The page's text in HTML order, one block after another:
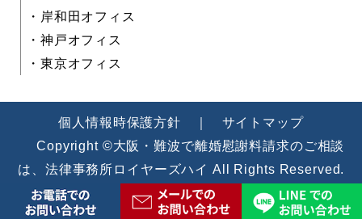
・岸和田オフィス
・神戸オフィス
・東京オフィス
Copyright ©大阪・難波で離婚慰謝料請求のご相談
は、法律事務所ロイヤーズハイ All Rights Reserved.
個人情報時保護方針 ｜ サイトマップ